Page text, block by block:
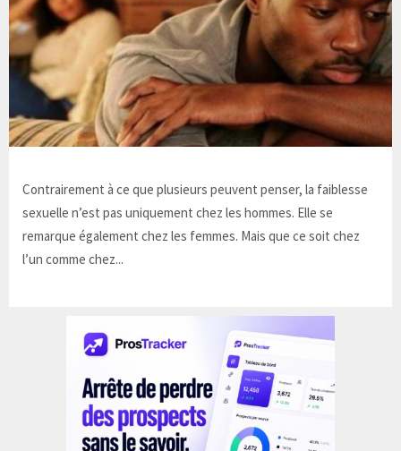
Contrairement à ce que plusieurs peuvent penser, la faiblesse
sexuelle n’est pas uniquement chez les hommes. Elle se
remarque également chez les femmes. Mais que ce soit chez
l’un comme chez...